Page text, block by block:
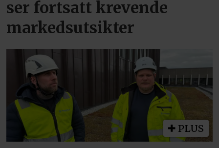
ser fortsatt krevende
markedsutsikter
PLUS